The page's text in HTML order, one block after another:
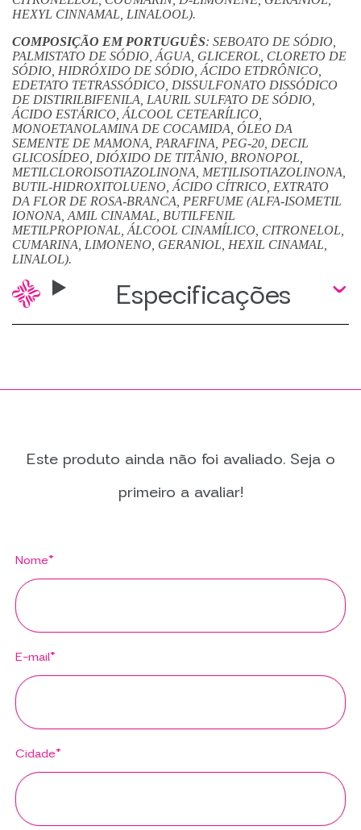
HEXYL CINNAMAL, LINALOOL).
COMPOSIÇÃO EM PORTUGUÊS: SEBOATO DE SÓDIO,
PALMISTATO DE SÓDIO, ÁGUA, GLICEROL, CLORETO DE
SÓDIO, HIDRÓXIDO DE SÓDIO, ÁCIDO ETDRÔNICO,
EDETATO TETRASSÓDICO, DISSULFONATO DISSÓDICO
DE DISTIRILBIFENILA, LAURIL SULFATO DE SÓDIO,
ÁCIDO ESTÁRICO, ÁLCOOL CETEARÍLICO,
MONOETANOLAMINA DE COCAMIDA, ÓLEO DA
SEMENTE DE MAMONA, PARAFINA, PEG-20, DECIL
GLICOSÍDEO, DIÓXIDO DE TITÂNIO, BRONOPOL,
METILCLOROISOTIAZOLINONA, METILISOTIAZOLINONA,
BUTIL-HIDROXITOLUENO, ÁCIDO CÍTRICO, EXTRATO
DA FLOR DE ROSA-BRANCA, PERFUME (ALFA-ISOMETIL
IONONA, AMIL CINAMAL, BUTILFENIL
METILPROPIONAL, ÁLCOOL CINAMÍLICO, CITRONELOL,
CUMARINA, LIMONENO, GERANIOL, HEXIL CINAMAL,
LINALOL).
Especificações
Este produto ainda não foi avaliado. Seja o
primeiro a avaliar!
Nome*
E-mail*
Cidade*